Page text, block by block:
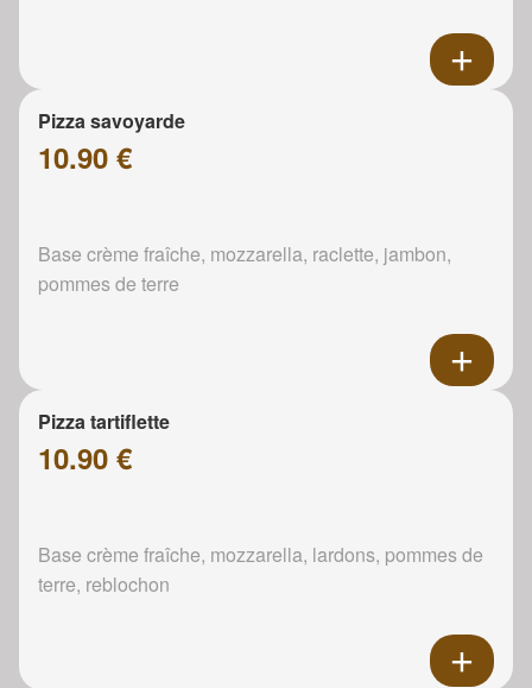
Pizza savoyarde
10.90 €
Base crème fraîche, mozzarella, raclette, jambon,
pommes de terre
Pizza tartiflette
10.90 €
Base crème fraîche, mozzarella, lardons, pommes de
terre, reblochon